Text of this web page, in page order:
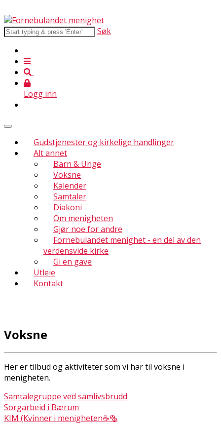
Søk
Logg inn
Gudstjenester og kirkelige handlinger
Alt annet
Barn & Unge
Voksne
Kalender
Samtaler
Diakoni
Om menigheten
Gjør noe for andre
Fornebulandet menighet - en del av den
verdensvide kirke
Gi en gave
Utleie
Kontakt
Voksne
Her er tilbud og aktiviteter som vi har til voksne i
menigheten.
Samtalegruppe ved samlivsbrudd
Sorgarbeid i Bærum
KIM (Kvinner i menigheten☕🥯